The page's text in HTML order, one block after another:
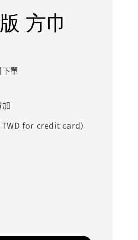
方巾
單
for credit card）